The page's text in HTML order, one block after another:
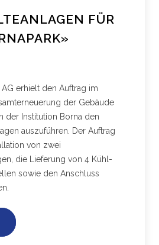
FÜR
erhielt den Auftrag im
der Gebäude
der Institution Borna den
auszuführen. Der Auftrag
von zwei
die Lieferung von 4 Kühl-
sowie den Anschluss